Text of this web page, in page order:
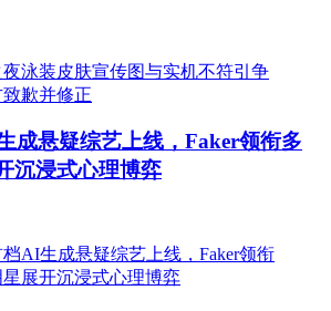
成悬疑综艺上线，Faker领衔多
沉浸式心理博弈